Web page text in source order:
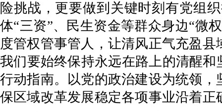
险挑战，更要做到关键时刻有党组
体“三资”、民生资金等群众身边“微
度管权管事管人，让清风正气充盈
我们要始终保持永远在路上的清醒
行动指南。以党的政治建设为统领
保区域改革发展稳定各项事业沿着